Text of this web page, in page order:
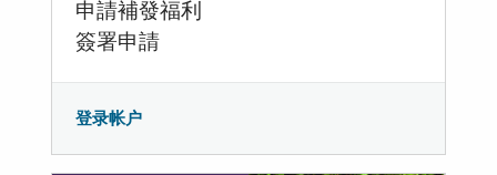
申請補發福利
簽署申請
登录帐户